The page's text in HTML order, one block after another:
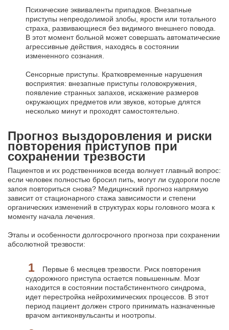
Психические эквиваленты припадков. Внезапные
приступы непреодолимой злобы, ярости или тотального
страха, развивающиеся без видимого внешнего повода.
В этот момент больной может совершать автоматические
агрессивные действия, находясь в состоянии
измененного сознания.
Сенсорные приступы. Кратковременные нарушения
восприятия: внезапные приступы головокружения,
появление странных запахов, искажение размеров
окружающих предметов или звуков, которые длятся
несколько минут и проходят самостоятельно.
Прогноз выздоровления и риски
повторения приступов при
сохранении трезвости
Пациентов и их родственников всегда волнует главный вопрос:
если человек полностью бросил пить, могут ли судороги после
запоя повториться снова? Медицинский прогноз напрямую
зависит от стационарного стажа зависимости и степени
органических изменений в структурах коры головного мозга к
моменту начала лечения.
Этапы и особенности долгосрочного прогноза при сохранении
абсолютной трезвости:
Первые 6 месяцев трезвости. Риск повторения
судорожного приступа остается повышенным. Мозг
находится в состоянии постабстинентного синдрома,
идет перестройка нейрохимических процессов. В этот
период пациент должен строго принимать назначенные
врачом антиконвульсанты и ноотропы.